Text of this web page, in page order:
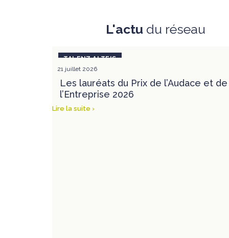
L'actu du réseau
21 juillet 2026
Les lauréats du Prix de l’Audace et de
l’Entreprise 2026
Lire la suite ›